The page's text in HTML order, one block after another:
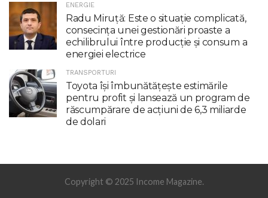
ENERGIE
Radu Miruţă: Este o situaţie complicată,
consecinţa unei gestionări proaste a
echilibrului între producţie şi consum a
energiei electrice
TRANSPORTURI
Toyota îşi îmbunătăţeşte estimările
pentru profit şi lansează un program de
răscumpărare de acţiuni de 6,3 miliarde
de dolari
Copyright © 2025 Income Magazine.